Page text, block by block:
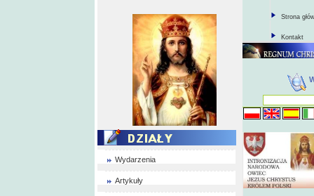
Wydarzenia
Artykuły
Strona
Kontakt